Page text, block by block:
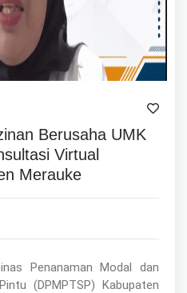
Berusaha UMK
Virtual
Merauke
Penanaman Modal dan
(DPMPTSP) Kabupaten